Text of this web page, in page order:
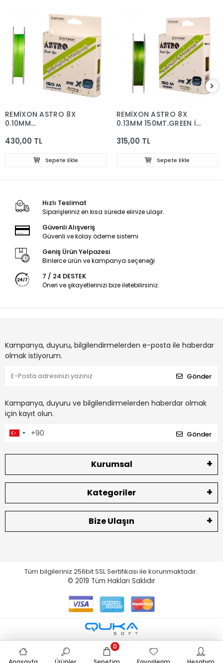
REMİXON ASTRO 8X
0.10MM
MİSİNA
430,00 TL
Sepete Ekle
REMİXON ASTRO 8X
0.13MM 150MT,GREEN İP
315,00 TL
Sepete Ekle
Hızlı Teslimat
Siparişleriniz en kısa sürede elinize ulaşır.
Güvenli Alışveriş
Güvenli ve kolay ödeme sistemi
Geniş Ürün Yelpazesi
Binlerce ürün ve kampanya seçeneği
7 / 24 DESTEK
Öneri ve şikayetlerinizi bize iletebilirsiniz.
Kampanya, duyuru, bilgilendirmelerden e-posta ile haberdar
olmak istiyorum.
Gönder
Kampanya, duyuru ve bilgilendirmelerden haberdar olmak
için kayıt olun.
Gönder
Kurumsal
Kategoriler
Bize Ulaşın
Tüm bilgileriniz 256bit SSL Sertifikası ile korunmaktadır.
© 2019 Tüm Hakları Saklıdır
0